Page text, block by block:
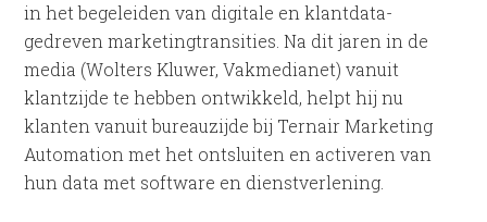
in het begeleiden van digitale en klantdata-
gedreven marketingtransities. Na dit jaren in de
media (Wolters Kluwer, Vakmedianet) vanuit
klantzijde te hebben ontwikkeld, helpt hij nu
klanten vanuit bureauzijde bij Ternair Marketing
Automation met het ontsluiten en activeren van
hun data met software en dienstverlening.